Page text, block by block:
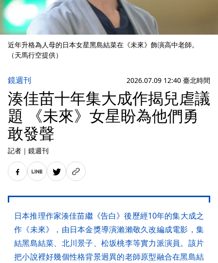
近年升格為人母的日本女星黑島結菜在《未來》飾演高中老師。
（天馬行空提供）
鏡週刊 2026.07.09 12:40 臺北時間
湊佳苗十年集大成作揭兒虐議
題 《未來》女星盼為他們勇
敢發聲
記者 ｜ 鏡週刊
日本推理作家湊佳苗繼《告白》後歷經10年的集大成之
作《未來》，由日本金獎導演瀨瀨敬久改編成電影，集
結黑島結菜、北川景子、松坂桃李等實力派演員。該片
把小說裡好幾個性格背景迥異的老師原型融合在黑島結